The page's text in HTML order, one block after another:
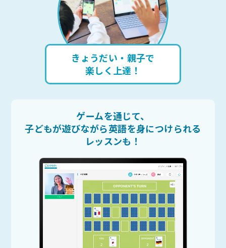
きょうだい・親子で
楽しく上達！
ゲームを通じて、
子どもが遊びながら英語を身につけられる
レッスンも！